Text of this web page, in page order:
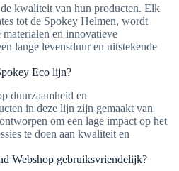
kwaliteit van hun producten. Elk
tot de Spokey Helmen, wordt
en innovatieve
lange levensduur en uitstekende
Eco lijn?
duurzaamheid en
in deze lijn zijn gemaakt van
om een lage impact op het
te doen aan kwaliteit en
Webshop gebruiksvriendelijk?